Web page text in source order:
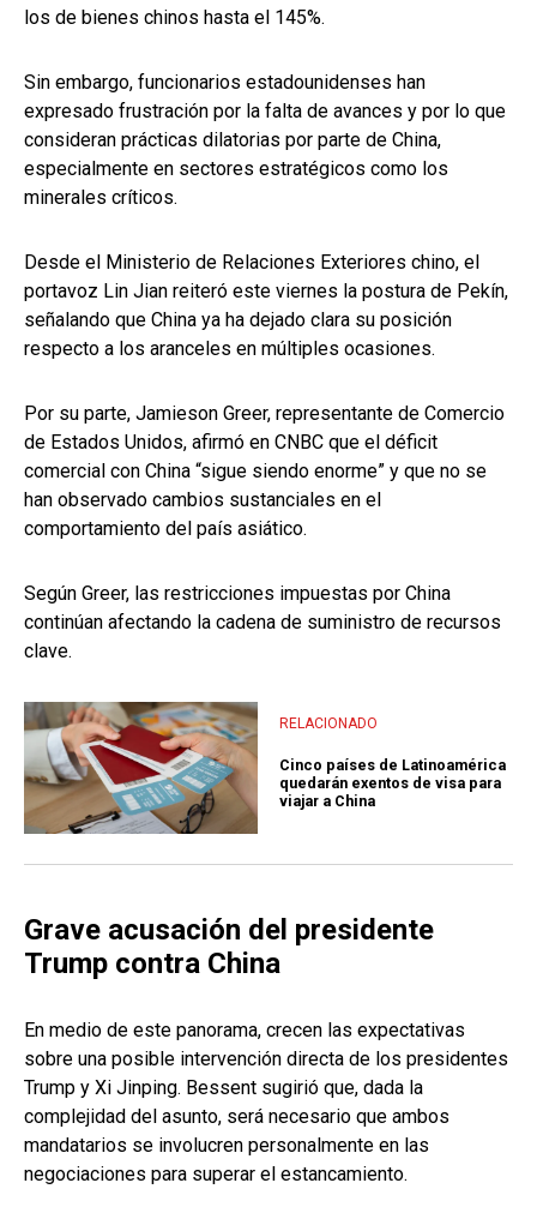
los de bienes chinos hasta el 145%.
Sin embargo, funcionarios estadounidenses han
expresado frustración por la falta de avances y por lo que
consideran prácticas dilatorias por parte de China,
especialmente en sectores estratégicos como los
minerales críticos.
Desde el Ministerio de Relaciones Exteriores chino, el
portavoz Lin Jian reiteró este viernes la postura de Pekín,
señalando que China ya ha dejado clara su posición
respecto a los aranceles en múltiples ocasiones.
Por su parte, Jamieson Greer, representante de Comercio
de Estados Unidos, afirmó en CNBC que el déficit
comercial con China “sigue siendo enorme” y que no se
han observado cambios sustanciales en el
comportamiento del país asiático.
Según Greer, las restricciones impuestas por China
continúan afectando la cadena de suministro de recursos
clave.
RELACIONADO
Cinco países de Latinoamérica
quedarán exentos de visa para
viajar a China
Grave acusación del presidente
Trump contra China
En medio de este panorama, crecen las expectativas
sobre una posible intervención directa de los presidentes
Trump y Xi Jinping. Bessent sugirió que, dada la
complejidad del asunto, será necesario que ambos
mandatarios se involucren personalmente en las
negociaciones para superar el estancamiento.